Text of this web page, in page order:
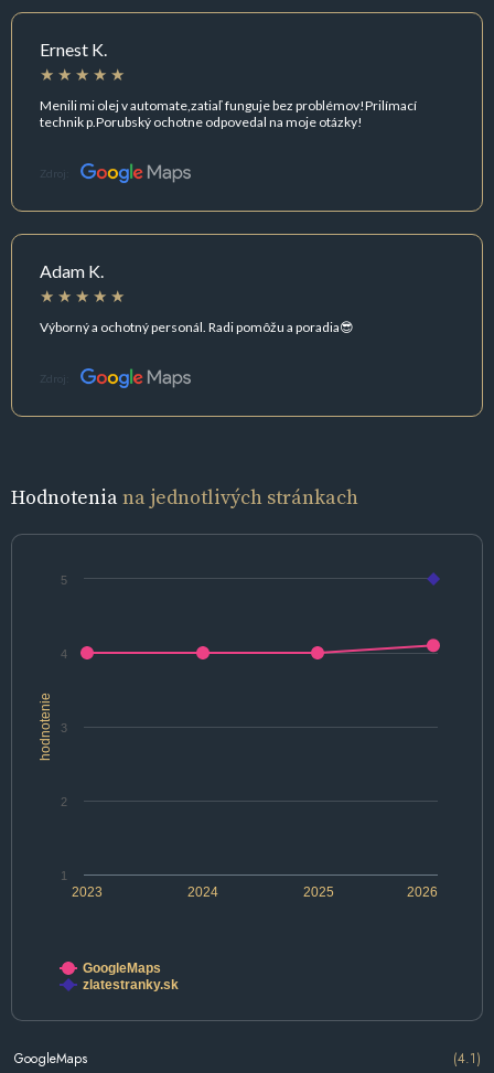
Ernest K.
Menili mi olej v automate,zatiaľ funguje bez problémov!Prilímací
technik p.Porubský ochotne odpovedal na moje otázky!
Zdroj:
Adam K.
Výborný a ochotný personál. Radi pomôžu a poradia😎
Zdroj:
Hodnoteniana jednotlivých stránkach
hodnotenie
2024 2026
2023 2025
1
2
3
4
5
GoogleMaps
zlatestranky.sk
GoogleMaps (4.1)